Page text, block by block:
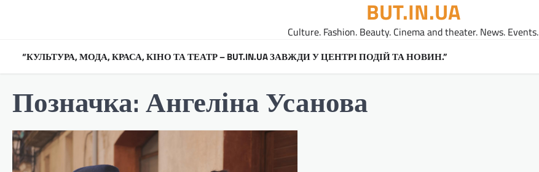
BUT.IN.UA
Culture. Fashion. Beauty. Cinema and theater. News. Events.
“КУЛЬТУРА, МОДА, КРАСА, КІНО ТА ТЕАТР – BUT.IN.UA ЗАВЖДИ У ЦЕНТРІ ПОДІЙ ТА НОВИН.”
Позначка:Ангеліна Усанова